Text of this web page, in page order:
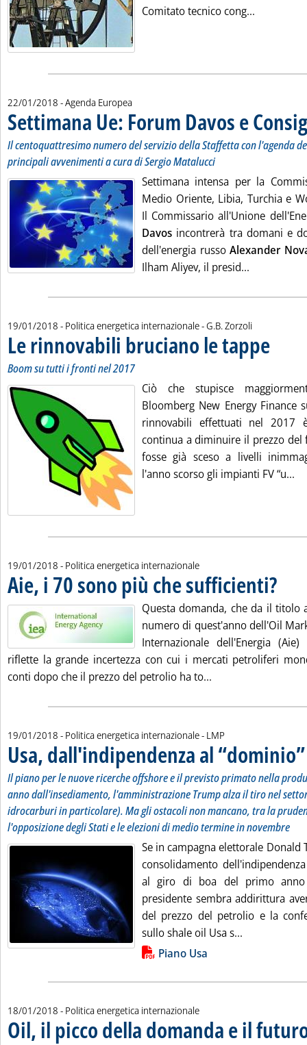
Comitato tecnico cong...
22/01/2018 - Agenda Europea
Settimana Ue: Forum Davos e
Il centoquattresimo numero del servizio della Staffetta con l'agenda
principali avvenimenti a cura di Sergio Matalucci
Settimana intensa per la
Medio Oriente, Libia, Turchia e
Il Commissario all'Unione
Davos incontrerà tra domani e
dell'energia russo Alexander
Ilham Aliyev, il presid...
19/01/2018 - Politica energetica internazionale -di:
G.B. Zorzoli
Le rinnovabili bruciano le tappe
Boom su tutti i fronti nel 2017
Ciò che stupisce
Bloomberg New Energy Finance
rinnovabili effettuati nel 2017
continua a diminuire il prezzo del
fosse già sceso a livelli
l'anno scorso gli impianti FV “u...
19/01/2018 - Politica energetica internazionale
Aie, i 70 sono più che sufficienti?.
Questa domanda, che da il titolo
numero di quest'anno dell'Oil
Internazionale dell'Energia
riflette la grande incertezza con cui i mercati petroliferi
conti dopo che il prezzo del petrolio ha to...
19/01/2018 - Politica energetica internazionale - di:
LMP
Usa, dall'indipendenza al
Il piano per le nuove ricerche offshore e il previsto primato nella
anno dall'insediamento, l'amministrazione Trump alza il tiro nel
idrocarburi in particolare). Ma gli ostacoli non mancano, tra la
l'opposizione degli Stati e le elezioni di medio termine in novembre
Se in campagna elettorale Donald
consolidamento
al giro di boa del primo anno
presidente sembra addirittura
del prezzo del petrolio e la
sullo shale oil Usa s...
Lista allegati PDF alla notizia
Piano Usa
18/01/2018 - Politica energetica internazionale
Oil, il picco della domanda e il